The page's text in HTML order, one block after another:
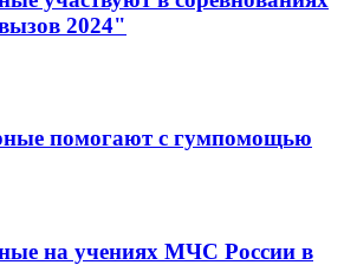
2024"
помогают с гумпомощью
на учениях МЧС России в